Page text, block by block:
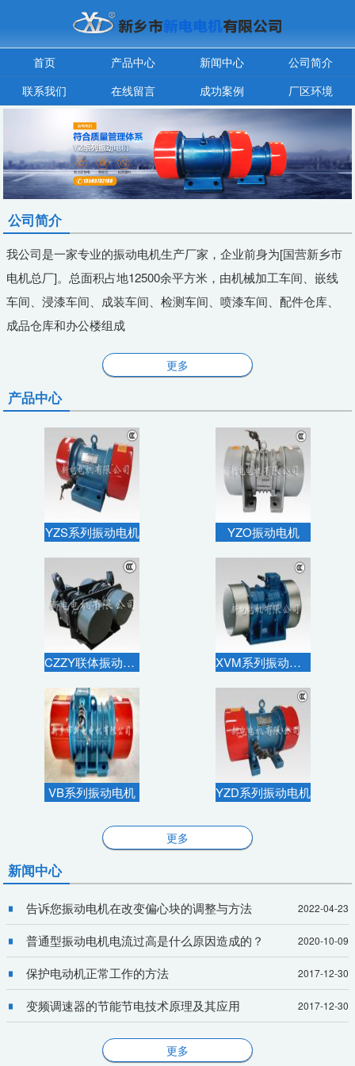
首页 产品中心 新闻中心
公司简介
联系我们
在线留言 成功案例 厂区环境
公司简介
我公司是一家专业的振动电机生产厂家，企业前身为[国营新乡市
电机总厂]。总面积占地12500余平方米，由机械加工车间、嵌线
车间、浸漆车间、成装车间、检测车间、喷漆车间、配件仓库、
成品仓库和办公楼组成
更多
产品中心
YZS系列振动电机 YZO振动电机
CZZY联体振动电机 XVM系列振动电机
VB系列振动电机 YZD系列振动电机
更多
新闻中心
告诉您振动电机在改变偏心块的调整与方法 2022-04-23
普通型振动电机电流过高是什么原因造成的？ 2020-10-09
保护电动机正常工作的方法 2017-12-30
变频调速器的节能节电技术原理及其应用 2017-12-30
更多